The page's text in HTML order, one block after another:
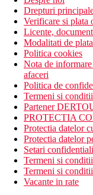
magazine
magazin cu
coafeza
fotograf
doctor
spalatorie
inchirieri
4 piscine
2 piscine
terasa
loc de joaca
mini club
Descrierea plajei
plaja de
intrare de
plaja
Drepturi
Verificare si plata
Licente,
Modalitati de plata
Politica cookies
Nota de
afaceri
Politica de
Termeni si
Partener
PROTECTIA
Protectia datelor
Protectia datelor
Setari
Termeni si conditii
Termeni si
Vacante in rate